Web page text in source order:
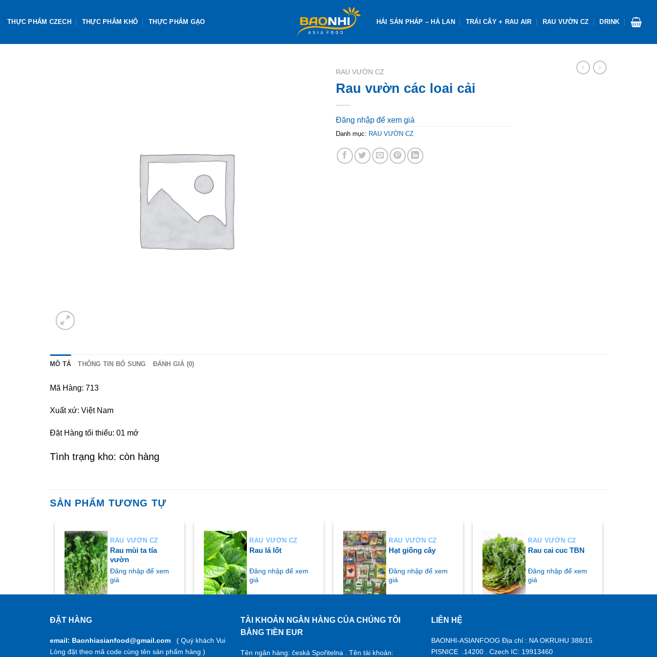
THỰC PHẨM CZECH THỰC PHẨM KHÔ THỰC PHẨM GẠO HẢI SẢN PHÁP – HÀ LAN TRÁI CÂY + RAU AIR RAU VƯỜN CZ DRINK
RAU VƯỜN CZ
Rau vườn các loai cải
Đăng nhập để xem giá
Danh mục: RAU VƯỜN CZ
MÔ TẢ THÔNG TIN BỔ SUNG ĐÁNH GIÁ (0)
Mã Hàng: 713
Xuất xứ: Việt Nam
Đặt Hàng tối thiểu: 01 mớ
Tình trạng kho: còn hàng
SẢN PHẨM TƯƠNG TỰ
RAU VƯỜN CZ
Rau mùi ta tía
vườn
Đăng nhập để xem
giá
RAU VƯỜN CZ
Rau lá lốt
Đăng nhập để xem
giá
MUA NGAY
RAU VƯỜN CZ
Hạt giống cây
Đăng nhập để xem
giá
RAU VƯỜN CZ
Rau cai cuc TBN
Đăng nhập để xem
giá
ĐẶT HÀNG
email: Baonhiasianfood@gmail.com ( Quý khách Vui
Lòng đặt theo mã code cùng tên sản phẩm hàng )
TÀI KHOẢN NGÂN HÀNG CỦA CHÚNG TÔI
BẰNG TIỀN EUR
Tên ngân hàng: česká Spořitelna . Tên tài khoản:
LIÊN HỆ
BAONHI-ASIANFOOG Địa chỉ : NA OKRUHU 388/15
PISNICE .14200 . Czech IC: 19913460